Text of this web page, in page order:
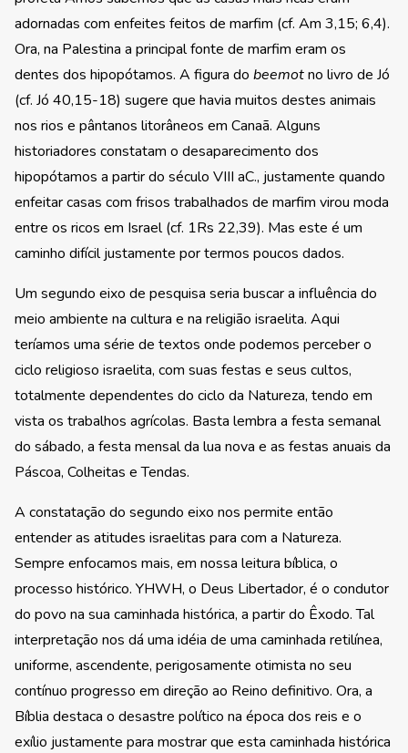
adornadas com enfeites feitos de marfim (cf. Am 3,15; 6,4).
Ora, na Palestina a principal fonte de marfim eram os
dentes dos hipopótamos. A figura do beemotno livro de Jó
(cf. Jó 40,15-18) sugere que havia muitos destes animais
nos rios e pântanos litorâneos em Canaã. Alguns
historiadores constatam o desaparecimento dos
hipopótamos a partir do século VIII aC., justamente quando
enfeitar casas com frisos trabalhados de marfim virou moda
entre os ricos em Israel (cf. 1Rs 22,39). Mas este é um
caminho difícil justamente por termos poucos dados.
Um segundo eixo de pesquisa seria buscar a influência do
meio ambiente na cultura e na religião israelita. Aqui
teríamos uma série de textos onde podemos perceber o
ciclo religioso israelita, com suas festas e seus cultos,
totalmente dependentes do ciclo da Natureza, tendo em
vista os trabalhos agrícolas. Basta lembra a festa semanal
do sábado, a festa mensal da lua nova e as festas anuais da
Páscoa, Colheitas e Tendas.
A constatação do segundo eixo nos permite então
entender as atitudes israelitas para com a Natureza.
Sempre enfocamos mais, em nossa leitura bíblica, o
processo histórico. YHWH, o Deus Libertador, é o condutor
do povo na sua caminhada histórica, a partir do Êxodo. Tal
interpretação nos dá uma idéia de uma caminhada retilínea,
uniforme, ascendente, perigosamente otimista no seu
contínuo progresso em direção ao Reino definitivo. Ora, a
Bíblia destaca o desastre político na época dos reis e o
exílio justamente para mostrar que esta caminhada histórica